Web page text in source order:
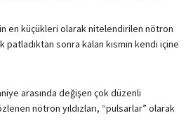
en küçükleri olarak nitelendirilen nötron
patladıktan sonra kalan kısmın kendi içine
arasında değişen çok düzenli
nötron yıldızları, “pulsarlar” olarak